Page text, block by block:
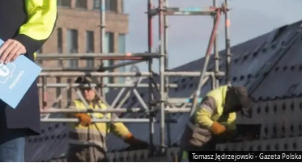
Tomasz Jędrzejowski - Gazeta Polska